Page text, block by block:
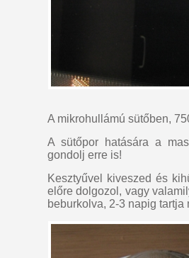
A mikrohullámú sütőben,
A sütőpor hatására a
gondolj erre is!
Kesztyűvel kiveszed és
előre dolgozol, vagy
beburkolva, 2-3 napig tartja